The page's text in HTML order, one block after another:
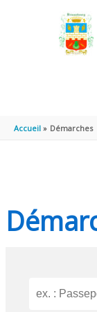
Accueil Démarches